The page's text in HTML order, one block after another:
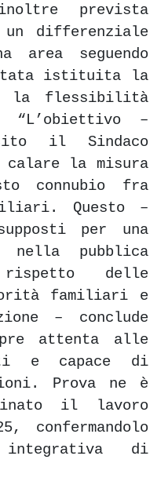
prevista
differenziale
area seguendo
istituita la
la flessibilità
–
il Sindaco
la misura
connubio fra
Questo –
per una
nella pubblica
rispetto delle
familiari e
– conclude
attenta alle
e capace di
Prova ne è
il lavoro
confermandolo
integrativa di